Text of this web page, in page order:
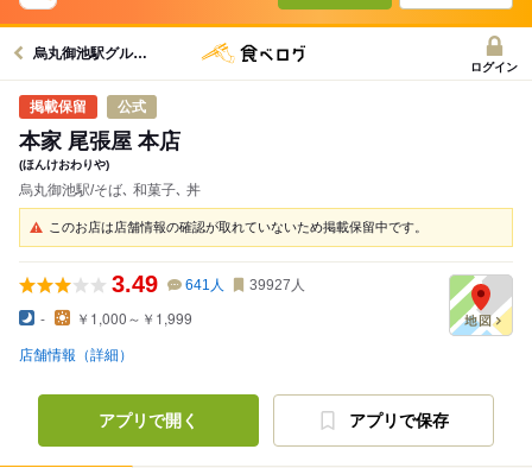
烏丸御池駅グルメへ
ログイン
公式
本家 尾張屋 本店
(ほんけおわりや)
烏丸御池駅/そば､ 和菓子､ 丼
このお店は店舗情報の確認が取れていないため掲載保留中です。
3.49 641 人 39927 人
- ￥1,000～￥1,999
店舗情報（詳細）
アプリで開く アプリで保存